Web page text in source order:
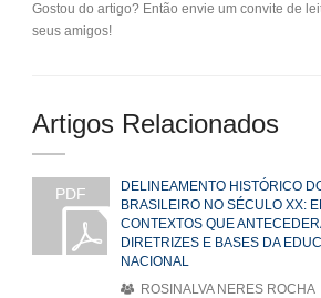
Gostou do artigo? Então envie um convite de
seus amigos!
Artigos Relacionados
PDF
DELINEAMENTO HISTÓRICO
BRASILEIRO NO SÉCULO XX:
CONTEXTOS QUE
DIRETRIZES E BASES DA
NACIONAL
ROSINALVA NERES ROCHA